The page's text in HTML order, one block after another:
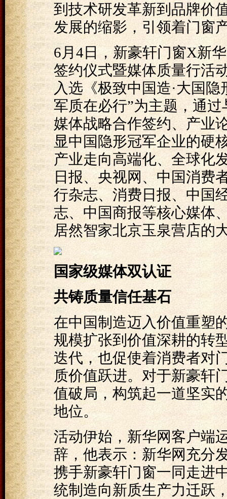
到技术研发革新到品牌价
发展的缩影，引领着门窗
6月4日，新豪轩门窗X新
签约仪式暨媒体质量行活
入选《极致中国造·大国
军质在必行”为主题，通
媒体战略合作签约、产业
显中国隐形冠军企业的硬
产业走向高端化、全球化
日报、央视网、中国消费
行杂志、消费日报、中国
志、中国商报等核心媒体
居然智家北京玉泉营店的
国家级媒体双认证
共铸质量信任基石
在中国制造迈入价值重塑
规模扩张到价值深耕的转
迭代，也促使着消费者对
质价值跃进。对于新豪轩
值破局，构筑起一道坚实
地位。
活动伊始，新华网客户端
辞，他表示：新华网充分
携手新豪轩门窗一同走进
统制造向新质生产力迁跃